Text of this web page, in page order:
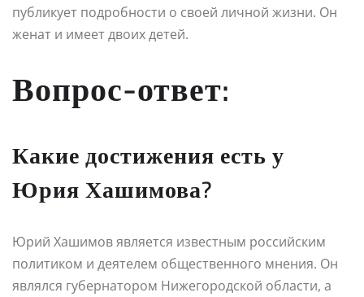
публикует подробности о своей личной жизни. Он
женат и имеет двоих детей.
Вопрос-ответ:
Какие достижения есть у
Юрия Хашимова?
Юрий Хашимов является известным российским
политиком и деятелем общественного мнения. Он
являлся губернатором Нижегородской области, а